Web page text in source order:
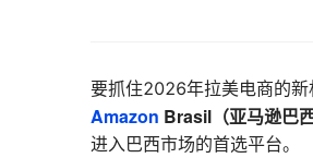
要抓住2026年拉美电商的
Amazon Brasil（亚马逊巴西
进入巴西市场的首选平台。